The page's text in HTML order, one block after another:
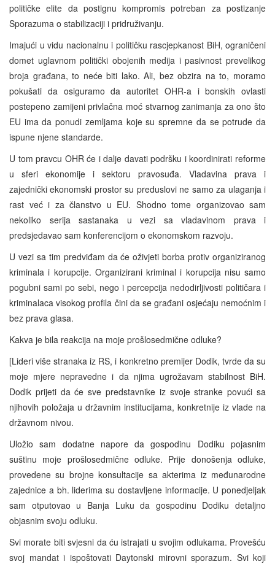
političke elite da postignu kompromis potreban za postizanje
Sporazuma o stabilizaciji i pridruživanju.
Imajući u vidu nacionalnu i političku rascjepkanost BiH, ograničeni
domet uglavnom politički obojenih medija i pasivnost prevelikog
broja građana, to neće biti lako. Ali, bez obzira na to, moramo
pokušati da osiguramo da autoritet OHR-a i bonskih ovlasti
postepeno zamijeni privlačna moć stvarnog zanimanja za ono što
EU ima da ponudi zemljama koje su spremne da se potrude da
ispune njene standarde.
U tom pravcu OHR će i dalje davati podršku i koordinirati reforme
u sferi ekonomije i sektoru pravosuđa. Vladavina prava i
zajednički ekonomski prostor su preduslovi ne samo za ulaganja i
rast već i za članstvo u EU. Shodno tome organizovao sam
nekoliko serija sastanaka u vezi sa vladavinom prava i
predsjedavao sam konferencijom o ekonomskom razvoju.
U vezi sa tim predviđam da će oživjeti borba protiv organiziranog
kriminala i korupcije. Organizirani kriminal i korupcija nisu samo
pogubni sami po sebi, nego i percepcija nedodirljivosti političara i
kriminalaca visokog profila čini da se građani osjećaju nemoćnim i
bez prava glasa.
Kakva je bila reakcija na moje prošlosedmične odluke?
[Lideri više stranaka iz RS, i konkretno premijer Dodik, tvrde da su
moje mjere nepravedne i da njima ugrožavam stabilnost BiH.
Dodik prijeti da će sve predstavnike iz svoje stranke povući sa
njihovih položaja u državnim institucijama, konkretnije iz vlade na
državnom nivou.
Uložio sam dodatne napore da gospodinu Dodiku pojasnim
suštinu moje prošlosedmične odluke. Prije donošenja odluke,
provedene su brojne konsultacije sa akterima iz međunarodne
zajednice a bh. liderima su dostavljene informacije. U ponedjeljak
sam otputovao u Banja Luku da gospodinu Dodiku detaljno
objasnim svoju odluku.
Svi morate biti svjesni da ću istrajati u svojim odlukama. Provešću
svoj mandat i ispoštovati Daytonski mirovni sporazum. Svi koji